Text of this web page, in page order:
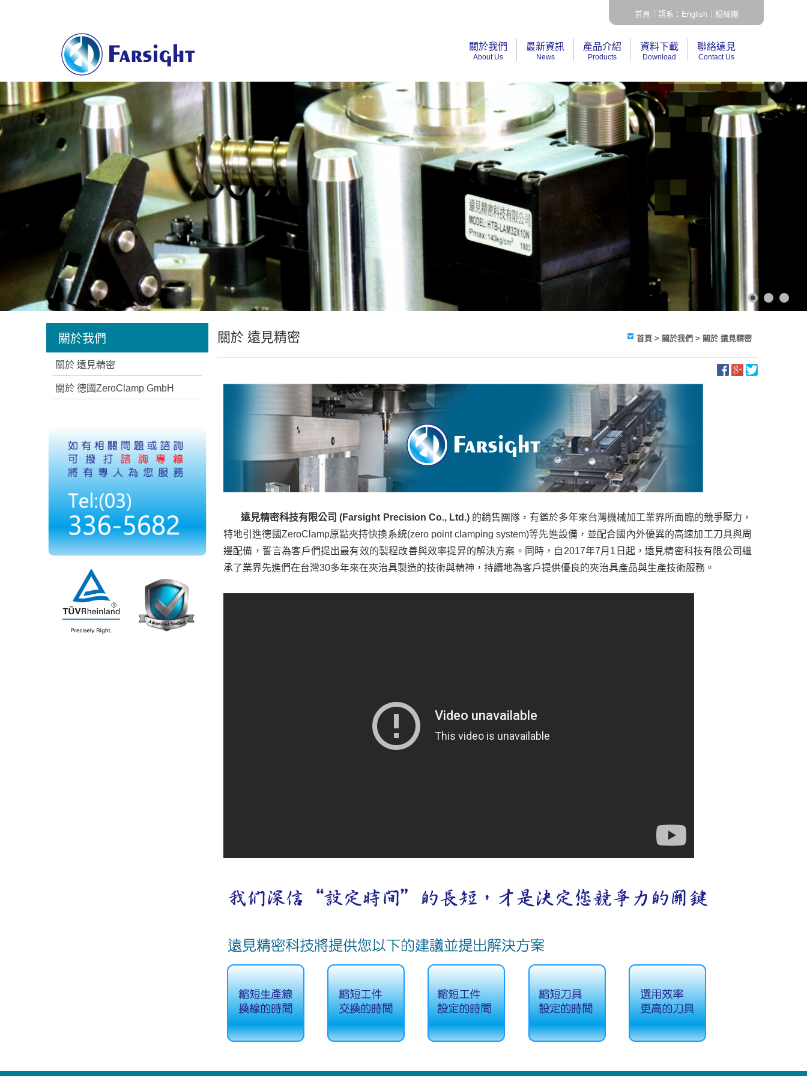
首頁 語系：English｜ 粉絲團
關於我們
About Us
最新資訊
News
產品介紹
Products
資料下載
Download
聯絡遠見
Contact Us
關於我們
關於 遠見精密
關於 德國ZeroClamp GmbH
關於 遠見精密 首頁 > 關於我們 > 關於 遠見精密
遠見精密科技有限公司 (Farsight Precision Co., Ltd.) 的銷售團隊，有鑑於多年來台灣機械加工業界所面臨的競爭壓力，
特地引進德國ZeroClamp原點夾持快換系統(zero point clamping system)等先進設備，並配合國內外優異的高速加工刀具與周
邊配備，誓言為客戶們提出最有效的製程改善與效率提昇的解決方案。同時，自2017年7月1日起，遠見精密科技有限公司繼
承了業界先進們在台灣30多年來在夾治具製造的技術與精神，持續地為客戶提供優良的夾治具產品與生產技術服務。